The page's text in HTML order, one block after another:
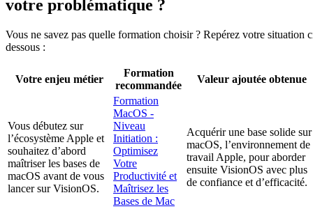
votre problématique ?
Vous ne savez pas quelle formation choisir ? Repérez votre situation
dessous :
Votre enjeu métier
Formation
recommandée
Valeur ajoutée obtenue
Vous débutez sur
l’écosystème Apple et
souhaitez d’abord
maîtriser les bases de
macOS avant de vous
lancer sur VisionOS.
Formation
MacOS -
Niveau
Initiation :
Optimisez
Votre
Productivité et
Maîtrisez les
Bases de Mac
Acquérir une base solide sur
macOS, l’environnement de
travail Apple, pour aborder
ensuite VisionOS avec plus
de confiance et d’efficacité.